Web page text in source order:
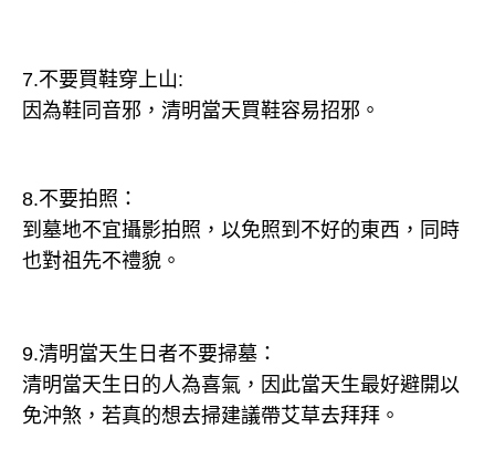
7.不要買鞋穿上山:
因為鞋同音邪，清明當天買鞋容易招邪。
8.不要拍照：
到墓地不宜攝影拍照，以免照到不好的東西，同時
也對祖先不禮貌。
9.清明當天生日者不要掃墓：
清明當天生日的人為喜氣，因此當天生最好避開以
免沖煞，若真的想去掃建議帶艾草去拜拜。